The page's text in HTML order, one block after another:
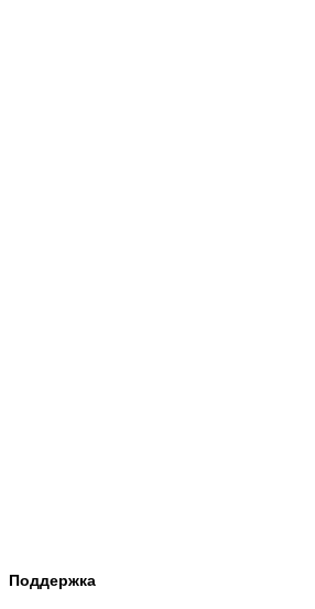
Поддержка